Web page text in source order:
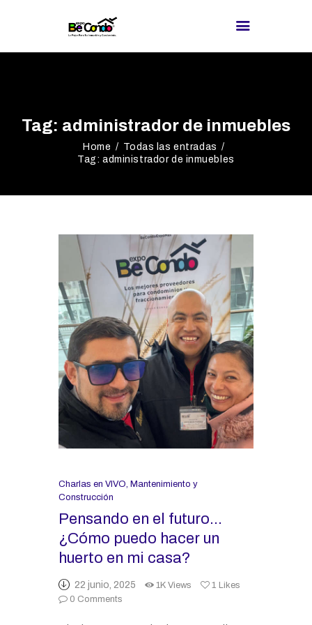
Tag: administrador de inmuebles
Home
Todas las entradas
Tag: administrador de inmuebles
PROVEEDORES
¿BUSCAS
EXPOS
REDES
Charlas en VIVO, Mantenimiento y
Construcción
Pensando en el futuro…
¿Cómo puedo hacer un
huerto en mi casa?
22 junio, 2025 1K Views 1 Likes
0 Comments